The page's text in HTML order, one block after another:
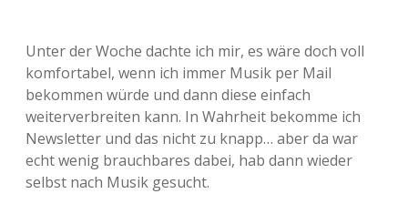
Unter der Woche dachte ich mir, es wäre doch voll
komfortabel, wenn ich immer Musik per Mail
bekommen würde und dann diese einfach
weiterverbreiten kann. In Wahrheit bekomme ich
Newsletter und das nicht zu knapp… aber da war
echt wenig brauchbares dabei, hab dann wieder
selbst nach Musik gesucht.